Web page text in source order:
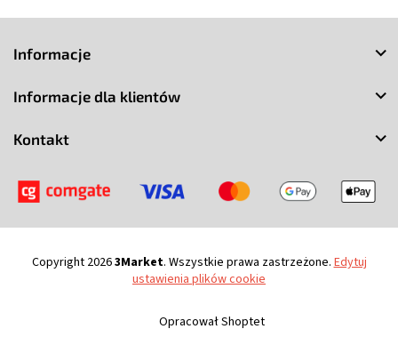
Informacje
Informacje dla klientów
Kontakt
Opracował Shoptet
Copyright 20263Market. Wszystkie prawa zastrzeżone. Edytuj
ustawienia plików cookie